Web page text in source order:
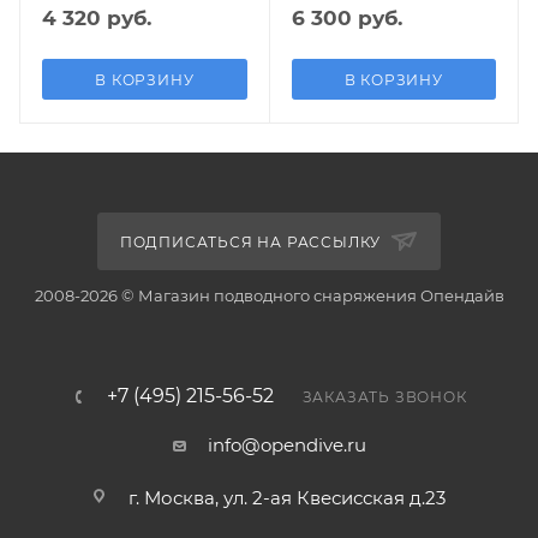
4 320 руб.
В КОРЗИНУ
6 300 руб.
В КОРЗИНУ
ПОДПИСАТЬСЯ НА РАССЫЛКУ
2008-2026 © Магазин подводного снаряжения Опендайв
+7 (495) 215-56-52 ЗАКАЗАТЬ ЗВОНОК
info@opendive.ru
г. Москва, ул. 2-ая Квесисская д.23